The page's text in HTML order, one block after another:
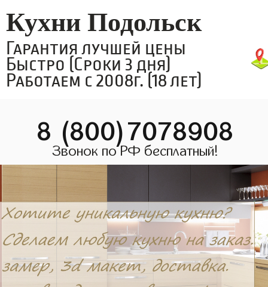
Кухни Подольск
Гарантия лучшей цены
Быстро (Сроки 3 дня)
Работаем с 2008г. (18 лет)
8 (800)7078908
Звонок по РФ бесплатный!